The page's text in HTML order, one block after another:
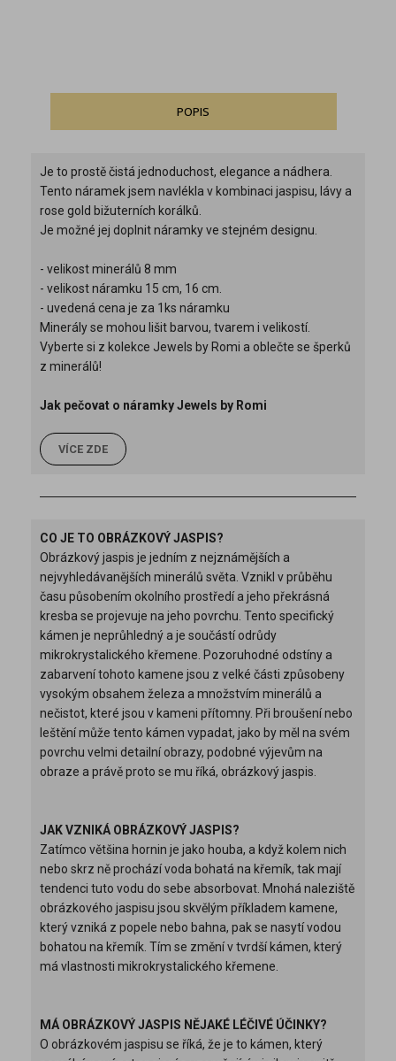
POPIS
Je to prostě čistá jednoduchost, elegance a nádhera.
Tento náramek jsem navlékla v kombinaci jaspisu, lávy a
rose gold bižuterních korálků.
Je možné jej doplnit náramky ve stejném designu.
- velikost minerálů 8 mm
- velikost náramku 15 cm, 16 cm.
- uvedená cena je za 1ks náramku
Minerály se mohou lišit barvou, tvarem i velikostí.
Vyberte si z kolekce Jewels by Romi a oblečte se šperků
z minerálů!
Jak pečovat o náramky Jewels by Romi
VÍCE ZDE
CO JE TO OBRÁZKOVÝ JASPIS?
Obrázkový jaspis je jedním z nejznámějších a
nejvyhledávanějších minerálů světa. Vznikl v průběhu
času působením okolního prostředí a jeho překrásná
kresba se projevuje na jeho povrchu. Tento specifický
kámen je neprůhledný a je součástí odrůdy
mikrokrystalického křemene. Pozoruhodné odstíny a
zabarvení tohoto kamene jsou z velké části způsobeny
vysokým obsahem železa a množstvím minerálů a
nečistot, které jsou v kameni přítomny. Při broušení nebo
leštění může tento kámen vypadat, jako by měl na svém
povrchu velmi detailní obrazy, podobné výjevům na
obraze a právě proto se mu říká, obrázkový jaspis.
JAK VZNIKÁ OBRÁZKOVÝ JASPIS?
Zatímco většina hornin je jako houba, a když kolem nich
nebo skrz ně prochází voda bohatá na křemík, tak mají
tendenci tuto vodu do sebe absorbovat. Mnohá naleziště
obrázkového jaspisu jsou skvělým příkladem kamene,
který vzniká z popele nebo bahna, pak se nasytí vodou
bohatou na křemík. Tím se změní v tvrdší kámen, který
má vlastnosti mikrokrystalického křemene.
MÁ OBRÁZKOVÝ JASPIS NĚJAKÉ LÉČIVÉ ÚČINKY?
O obrázkovém jaspisu se říká, že je to kámen, který